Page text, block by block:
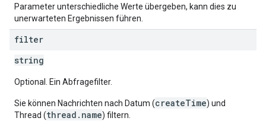
Parameter unterschiedliche Werte übergeben, kann dies zu
unerwarteten Ergebnissen führen.
filter
string
Optional. Ein Abfragefilter.
Sie können Nachrichten nach Datum (createTime) und
Thread (thread.name) filtern.